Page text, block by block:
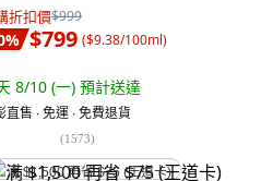
折扣價$999
% $799 ($9.38/100ml)
8/10 (一) 預計送達
直售 ∙ 免運 ∙ 免費退貨
(1573)
满 $1,500 再省 $75 (王道卡)